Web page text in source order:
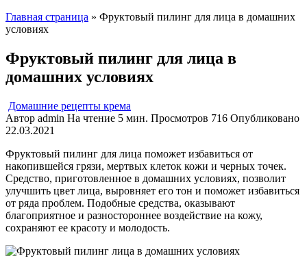
Главная страница » Фруктовый пилинг для лица в домашних
условиях
Фруктовый пилинг для лица в
домашних условиях
Домашние рецепты крема
Автор admin На чтение 5 мин. Просмотров 716 Опубликовано
22.03.2021
Фруктовый пилинг для лица поможет избавиться от
накопившейся грязи, мертвых клеток кожи и черных точек.
Средство, приготовленное в домашних условиях, позволит
улучшить цвет лица, выровняет его тон и поможет избавиться
от ряда проблем. Подобные средства, оказывают
благоприятное и разностороннее воздействие на кожу,
сохраняют ее красоту и молодость.